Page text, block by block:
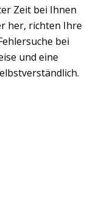
Zeit bei Ihnen
her, richten Ihre
bei
und eine